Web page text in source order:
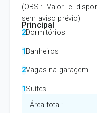
(OBS.: Valor e
sem aviso prévio)
Principal
2Dormitórios
1Banheiros
2Vagas na garagem
1Suítes
Área total :